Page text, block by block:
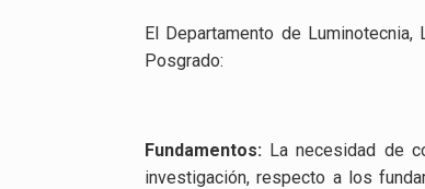
El Departamento de
Posgrado:
Fundamentos: La necesidad de
investigación, respecto a los